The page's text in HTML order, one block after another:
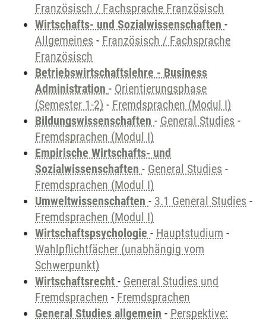
Französisch / Fachsprache Französisch
Wirtschafts- und Sozialwissenschaften -
Allgemeines - Französisch / Fachsprache
Französisch
Betriebswirtschaftslehre - Business
Administration - Orientierungsphase
(Semester 1-2) - Fremdsprachen (Modul I)
Bildungswissenschaften - General Studies -
Fremdsprachen (Modul I)
Empirische Wirtschafts- und
Sozialwissenschaften - General Studies -
Fremdsprachen (Modul I)
Umweltwissenschaften - 3.1 General Studies -
Fremdsprachen (Modul I)
Wirtschaftspsychologie - Hauptstudium -
Wahlpflichtfächer (unabhängig vom
Schwerpunkt)
Wirtschaftsrecht - General Studies und
Fremdsprachen - Fremdsprachen
General Studies allgemein - Perspektive: